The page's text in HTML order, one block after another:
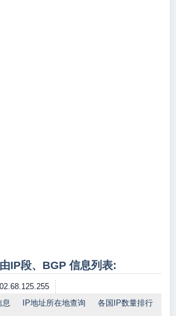
IP段、BGP 信息列表:
息 IP地址所在地查询 各国IP数量排行